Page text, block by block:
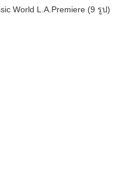
World L.A.Premiere (9 รูป)